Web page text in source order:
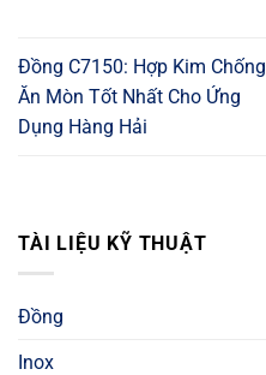
Đồng C7150: Hợp Kim Chống
Ăn Mòn Tốt Nhất Cho Ứng
Dụng Hàng Hải
TÀI LIỆU KỸ THUẬT
Đồng
Inox